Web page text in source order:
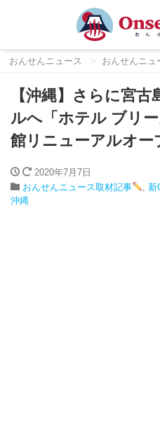
おんせんニュース おんせんニュ
【沖縄】さらに宮
ルへ「ホテル ブリ
館リニューアルオー
2020年7月7日
おんせんニュース取材記事
, 新
沖縄